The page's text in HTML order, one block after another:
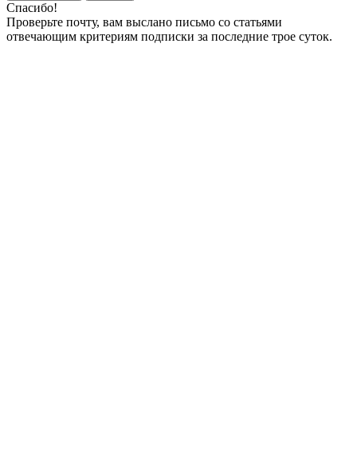
Спасибо!
Проверьте почту, вам выслано письмо со статьями
отвечающим критериям подписки за последние трое суток.